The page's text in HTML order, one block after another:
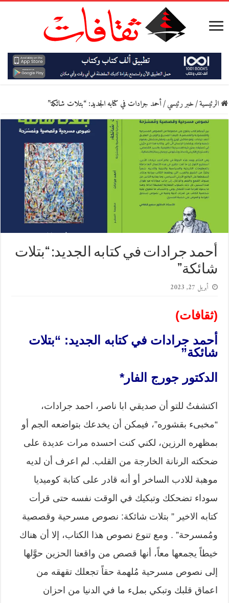
الرئيسية/خبر رئيسي/أحمد جرادات في كتابه الجديد: “بتلات شائكة”
أحمد جرادات في كتابه الجديد: “بتلات
شائكة”
أبريل 27, 2023
(ثقافات)
أحمد جرادات في كتابه الجديد: “بتلات
شائكة”
الدكتور جورج الفار*
اكتشفتُ للتو أن صديقي ابا ناصر، احمد جرادات،
“مخبىء بقشوره”، فيمكن أن يخدعك بتواضعه الجم أو
بمظهره الرزين، لكني كنت احسده مرات عديدة على
ضحكته الرنانة الخارجة من القلب. لم اعرف أن لديه
موهبة للادب الساخر أو أنه قادر على كتابة كوميديا
سوداء تضحكك وتبكيك في الوقت نفسه حتى قرأت
كتابه الاخير ” بتلات شائكة: نصوص مسرحية وقصصية
ومُمسرحة” . ومع تنوع نصوص هذا الكتاب، إلا أن هناك
خيطاً يجمعها معاً، أنها قصص من واقعنا الحزين حوَّلها
إلى نصوص مسرحية مُلهمة حقاً تجعلك تقهقه من
اعماق قلبك وتبكي بملء ما في الدنيا من احزان